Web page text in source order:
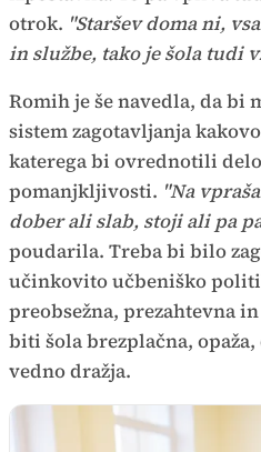
otrok. "Staršev doma ni,
in službe, tako je šola tudi
Romih je še navedla, da bi
sistem zagotavljanja
katerega bi ovrednotili
pomanjkljivosti. "Na
dober ali slab, stoji ali pa
poudarila. Treba bi bilo
učinkovito učbeniško
preobsežna, prezahtevna
biti šola brezplačna, opaža,
vedno dražja.